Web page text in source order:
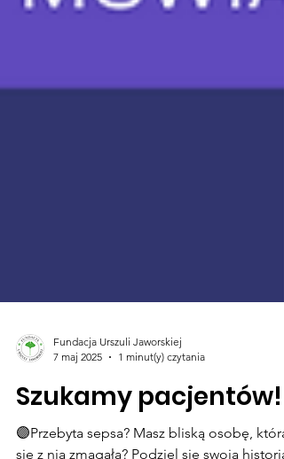
Fundacja Urszuli Jaworskiej
7 maj 2025
1 minut(y) czytania
Szukamy pacjentów!